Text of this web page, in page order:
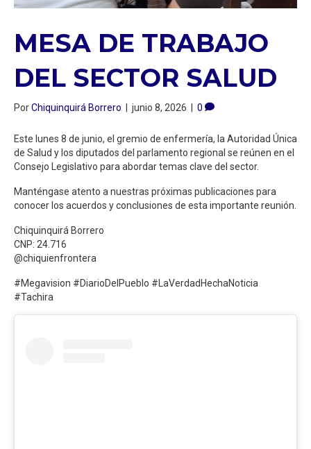
MESA DE TRABAJO
DEL SECTOR SALUD
PorChiquinquirá Borrero junio 8, 2026 0
​Este lunes 8 de junio, el gremio de enfermería, la Autoridad Única
de Salud y los diputados del parlamento regional se reúnen en el
Consejo Legislativo para abordar temas clave del sector.
​Manténgase atento a nuestras próximas publicaciones para
conocer los acuerdos y conclusiones de esta importante reunión.
Chiquinquirá Borrero
CNP: 24.716
@chiquienfrontera
#Megavision #DiarioDelPueblo #LaVerdadHechaNoticia
#Tachira